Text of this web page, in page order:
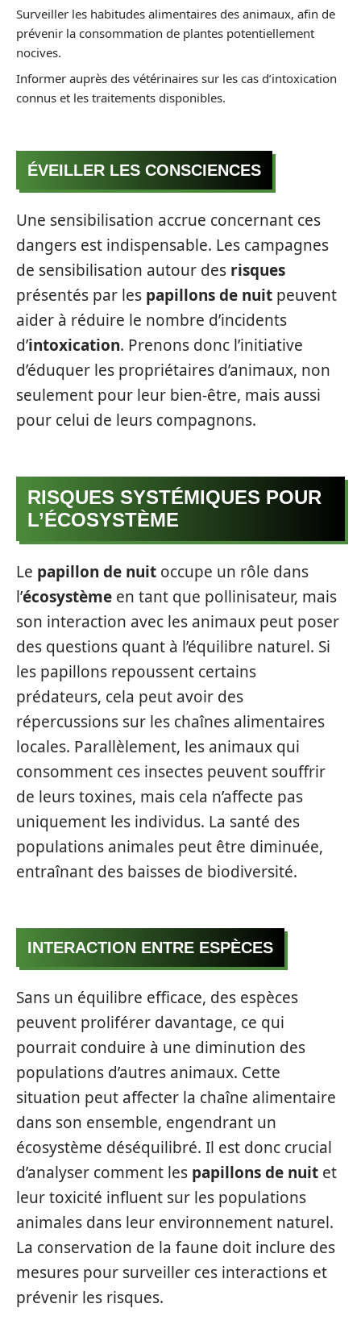
Surveiller les habitudes alimentaires des animaux, afin de
prévenir la consommation de plantes potentiellement
nocives.
Informer auprès des vétérinaires sur les cas d’intoxication
connus et les traitements disponibles.
ÉVEILLER LES CONSCIENCES
Une sensibilisation accrue concernant ces
dangers est indispensable. Les campagnes
de sensibilisation autour des risques
présentés par les papillons de nuit peuvent
aider à réduire le nombre d’incidents
d’intoxication. Prenons donc l’initiative
d’éduquer les propriétaires d’animaux, non
seulement pour leur bien-être, mais aussi
pour celui de leurs compagnons.
RISQUES SYSTÉMIQUES POUR
L’ÉCOSYSTÈME
Le papillon de nuit occupe un rôle dans
l’écosystème en tant que pollinisateur, mais
son interaction avec les animaux peut poser
des questions quant à l’équilibre naturel. Si
les papillons repoussent certains
prédateurs, cela peut avoir des
répercussions sur les chaînes alimentaires
locales. Parallèlement, les animaux qui
consomment ces insectes peuvent souffrir
de leurs toxines, mais cela n’affecte pas
uniquement les individus. La santé des
populations animales peut être diminuée,
entraînant des baisses de biodiversité.
INTERACTION ENTRE ESPÈCES
Sans un équilibre efficace, des espèces
peuvent proliférer davantage, ce qui
pourrait conduire à une diminution des
populations d’autres animaux. Cette
situation peut affecter la chaîne alimentaire
dans son ensemble, engendrant un
écosystème déséquilibré. Il est donc crucial
d’analyser comment les papillons de nuit et
leur toxicité influent sur les populations
animales dans leur environnement naturel.
La conservation de la faune doit inclure des
mesures pour surveiller ces interactions et
prévenir les risques.